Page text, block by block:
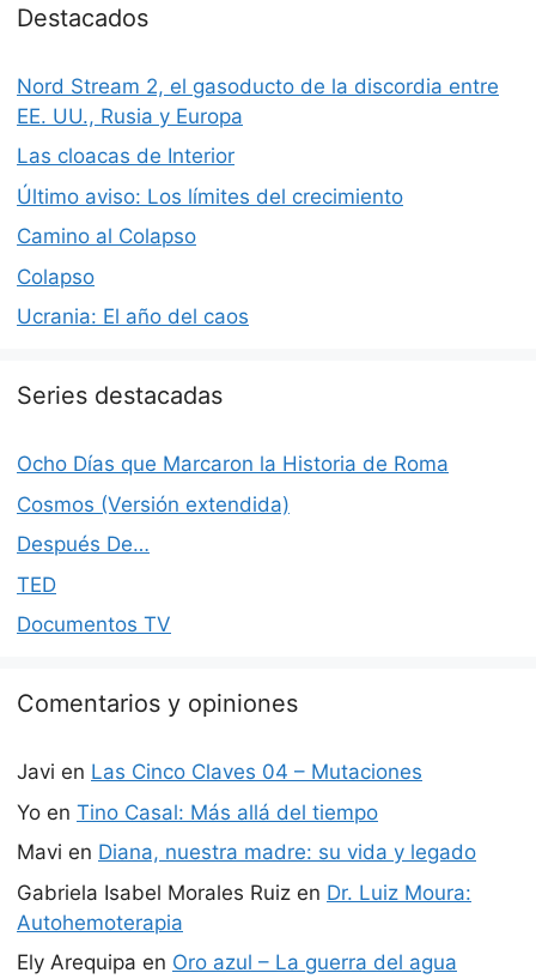
Destacados
Nord Stream 2, el gasoducto de la discordia entre
EE. UU., Rusia y Europa
Las cloacas de Interior
Último aviso: Los límites del crecimiento
Camino al Colapso
Colapso
Ucrania: El año del caos
Series destacadas
Ocho Días que Marcaron la Historia de Roma
Cosmos (Versión extendida)
Después De…
TED
Documentos TV
Comentarios y opiniones
Javi en Las Cinco Claves 04 – Mutaciones
Yo en Tino Casal: Más allá del tiempo
Mavi en Diana, nuestra madre: su vida y legado
Gabriela Isabel Morales Ruiz en Dr. Luiz Moura:
Autohemoterapia
Ely Arequipa en Oro azul – La guerra del agua